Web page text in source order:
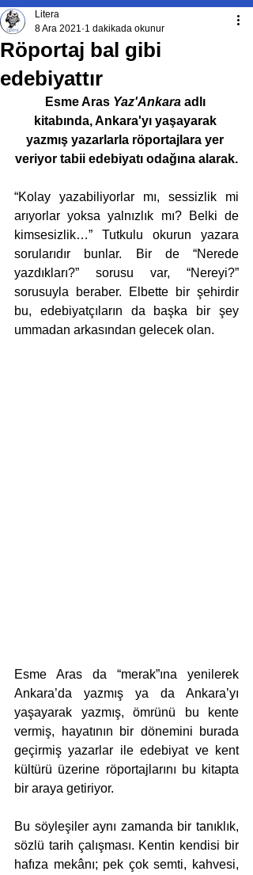
Röportaj bal gibi
edebiyattır
Litera
8 Ara 2021 1 dakikada okunur
Esme Aras Yaz'Ankara adlı
kitabında, Ankara'yı yaşayarak
yazmış yazarlarla röportajlara yer
veriyor tabii edebiyatı odağına alarak.
“Kolay yazabiliyorlar mı, sessizlik mi
arıyorlar yoksa yalnızlık mı? Belki de
kimsesizlik…” Tutkulu okurun yazara
sorularıdır bunlar. Bir de “Nerede
yazdıkları?” sorusu var, “Nereyi?”
sorusuyla beraber. Elbette bir şehirdir
bu, edebiyatçıların da başka bir şey
ummadan arkasından gelecek olan.
Esme Aras da “merak”ına yenilerek
Ankara’da yazmış ya da Ankara’yı
yaşayarak yazmış, ömrünü bu kente
vermiş, hayatının bir dönemini burada
geçirmiş yazarlar ile edebiyat ve kent
kültürü üzerine röportajlarını bu kitapta
bir araya getiriyor.
Bu söyleşiler aynı zamanda bir tanıklık,
sözlü tarih çalışması. Kentin kendisi bir
hafıza mekânı; pek çok semti, kahvesi,